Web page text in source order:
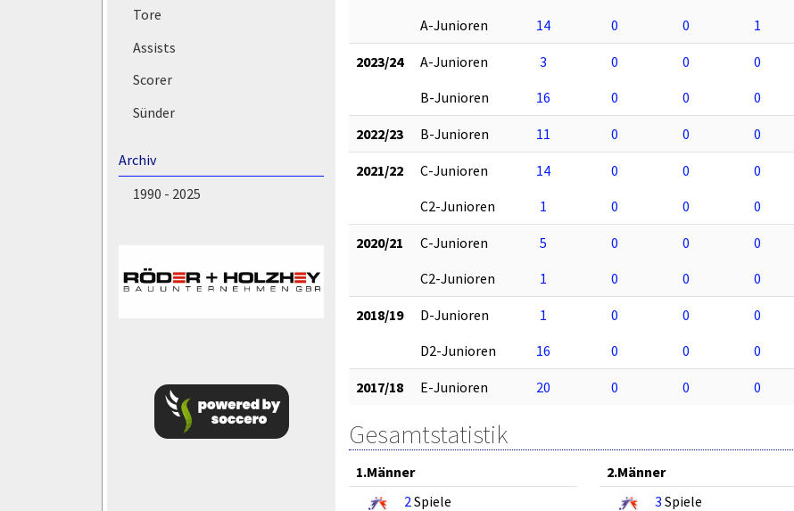
Tore
Assists
Scorer
Sünder
Archiv
1990 - 2025
A-Junioren
14 0 0 1
2023/24 A-Junioren 3 0 0 0
B-Junioren
16 0 0 0
2022/23 B-Junioren 11 0 0 0
2021/22 C-Junioren 14 0 0 0
C2-Junioren
1 0 0 0
2020/21 C-Junioren 5 0 0 0
C2-Junioren
1 0 0 0
2018/19 D-Junioren 1 0 0 0
D2-Junioren
16 0 0 0
2017/18 E-Junioren 20 0 0 0
Gesamtstatistik
1.Männer
2Spiele
2.Männer
3 Spiele